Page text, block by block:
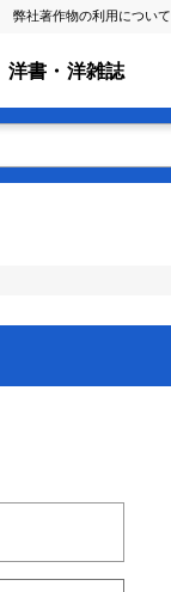
弊社著作物の利用について
洋書・洋雑誌